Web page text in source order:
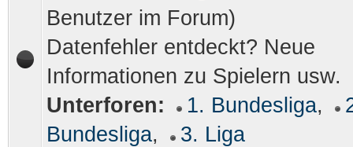
Benutzer im Forum)
Datenfehler entdeckt? Neue
Informationen zu Spielern usw.
Unterforen:
1. Bundesliga,
Bundesliga, 3. Liga